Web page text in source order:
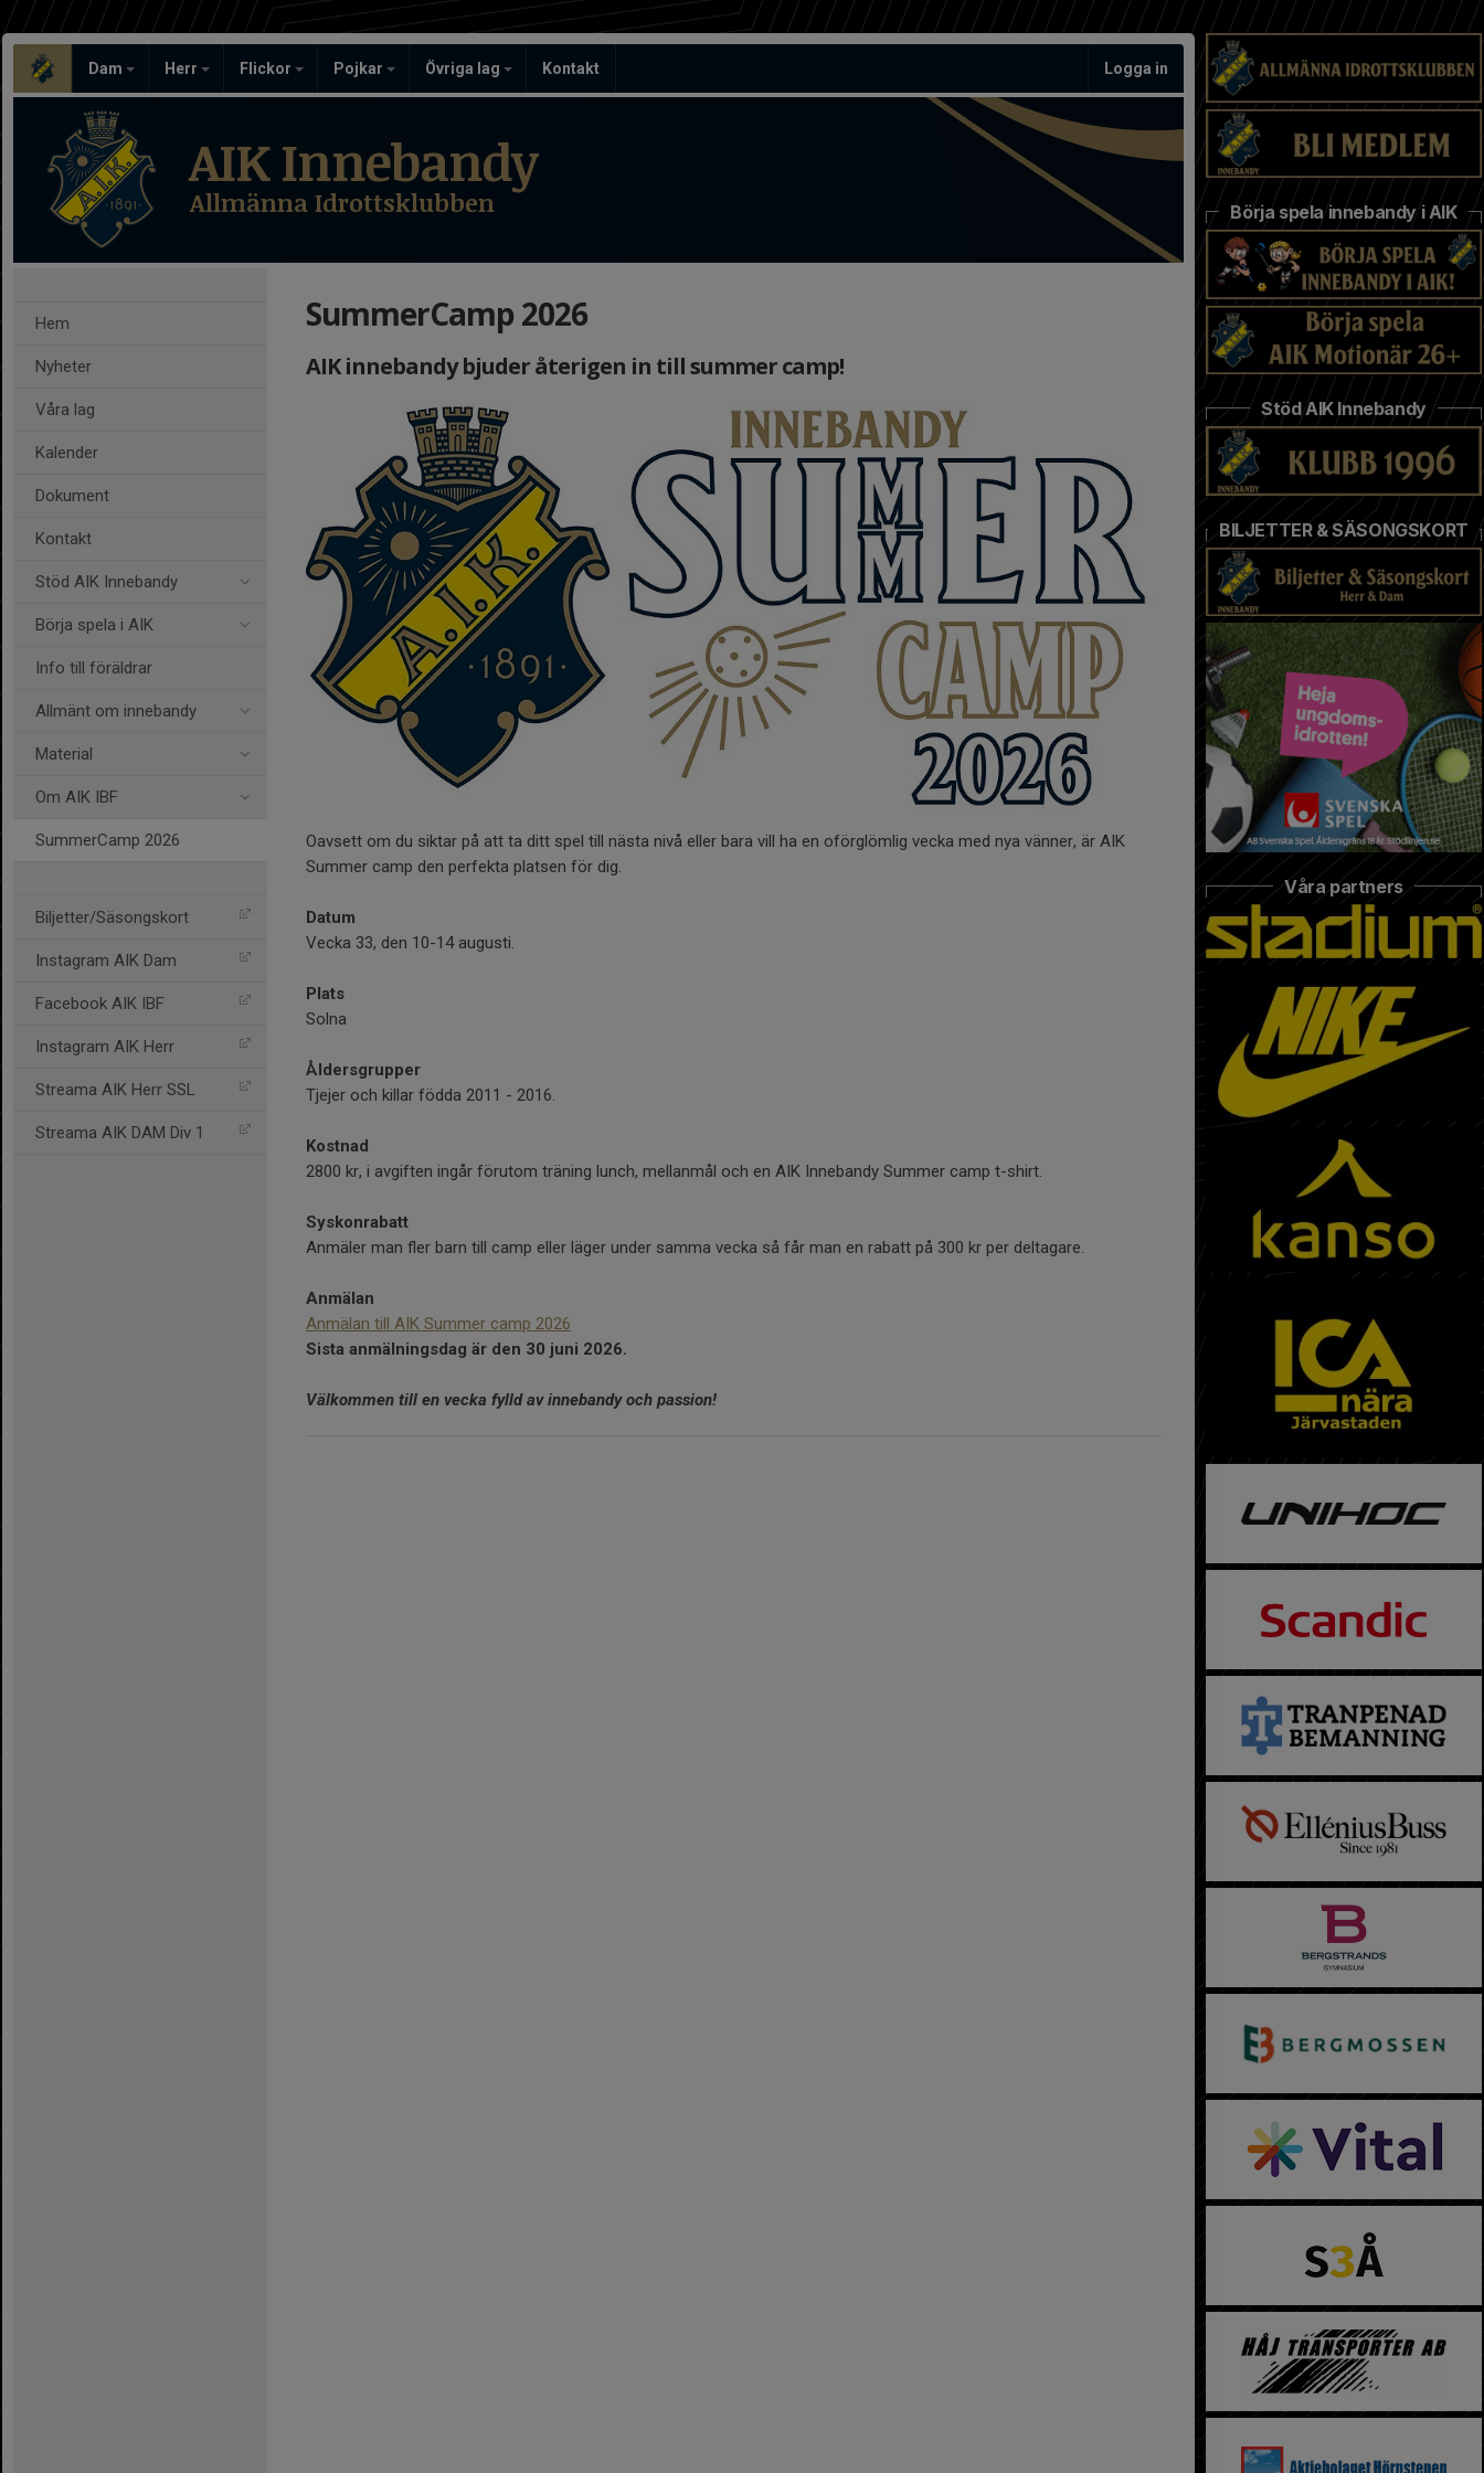
Dam Herr Flickor Pojkar Övriga lag Kontakt Logga in
AIK Innebandy
Allmänna Idrottsklubben
Hem
Nyheter
Våra lag
Kalender
Dokument
Kontakt
Stöd AIK Innebandy
Börja spela i AIK
Info till föräldrar
Allmänt om innebandy
Material
Om AIK IBF
SummerCamp 2026
Biljetter/Säsongskort
Instagram AIK Dam
Facebook AIK IBF
Instagram AIK Herr
Streama AIK Herr SSL
Streama AIK DAM Div 1
SummerCamp 2026
AIK innebandy bjuder återigen in till summer camp!
Oavsett om du siktar på att ta ditt spel till nästa nivå eller bara vill ha en oförglömlig vecka med nya vänner, är AIK
Summer camp den perfekta platsen för dig.
Datum
Vecka 33, den 10-14 augusti.
Plats
Solna
Åldersgrupper
Tjejer och killar födda 2011 - 2016.
Kostnad
2800 kr, i avgiften ingår förutom träning lunch, mellanmål och en AIK Innebandy Summer camp t-shirt.
Syskonrabatt
Anmäler man fler barn till camp eller läger under samma vecka så får man en rabatt på 300 kr per deltagare.
Anmälan
Anmälan till AIK Summer camp 2026
Sista anmälningsdag är den 30 juni 2026.
Välkommen till en vecka fylld av innebandy och passion!
Börja spela innebandy i AIK
Stöd AIK Innebandy
BILJETTER & SÄSONGSKORT
Våra partners